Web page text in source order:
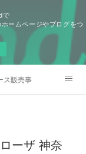
で
ームページやブログをつ
販売事例
ーザ 神奈